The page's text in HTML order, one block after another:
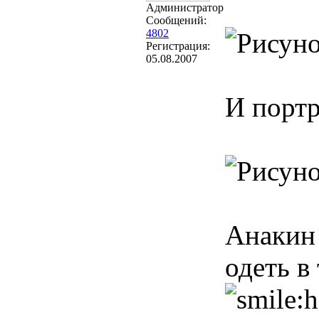
Администратор
Сообщений:
4802
Регистрация:
05.08.2007
И
одеть